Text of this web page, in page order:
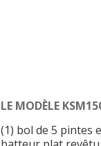
LE MODÈLE
(1) bol de 5 pintes